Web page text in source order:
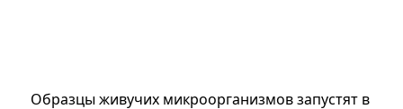
Образцы живучих микроорганизмов запустят в